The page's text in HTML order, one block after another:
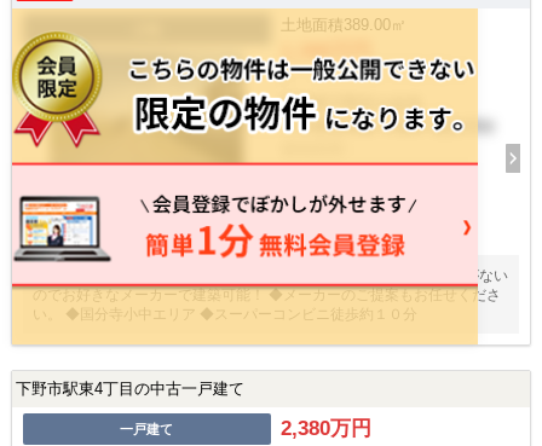
16枚
土地面積 389.00㎡
1,399万円
/ -
栃木県下野市小金井
ＪＲ東北本線 小金井 徒歩20分
◆小金井駅まで徒歩２０分圏内の生活しやすい住環境♪ ◆建築条件がない
のでお好きなメーカーで建築可能！ ◆メーカーのご提案もお任せくださ
い。 ◆国分寺小中エリア ◆スーパーコンビニ徒歩約１０分
下野市駅東4丁目の中古一戸建て
一戸建て 2,380万円